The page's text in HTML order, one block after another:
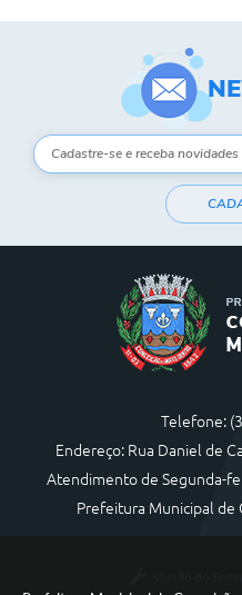
Telefone:
Endereço: Rua Daniel de
Atendimento de Segunda-
Prefeitura Municipal de